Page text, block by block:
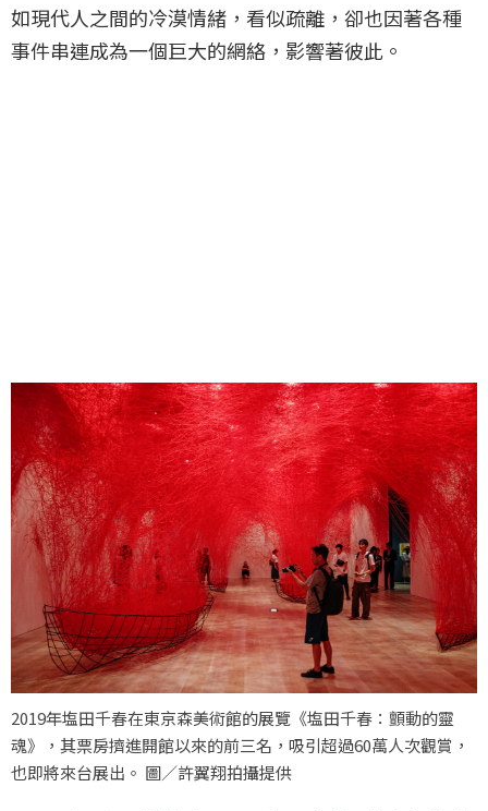
如現代人之間的冷漠情緒，看似疏離，卻也因著各種
事件串連成為一個巨大的網絡，影響著彼此。
2019年塩田千春在東京森美術館的展覽《塩田千春：顫動的靈
魂》，其票房擠進開館以來的前三名，吸引超過60萬人次觀賞，
也即將來台展出。 圖／許翼翔拍攝提供